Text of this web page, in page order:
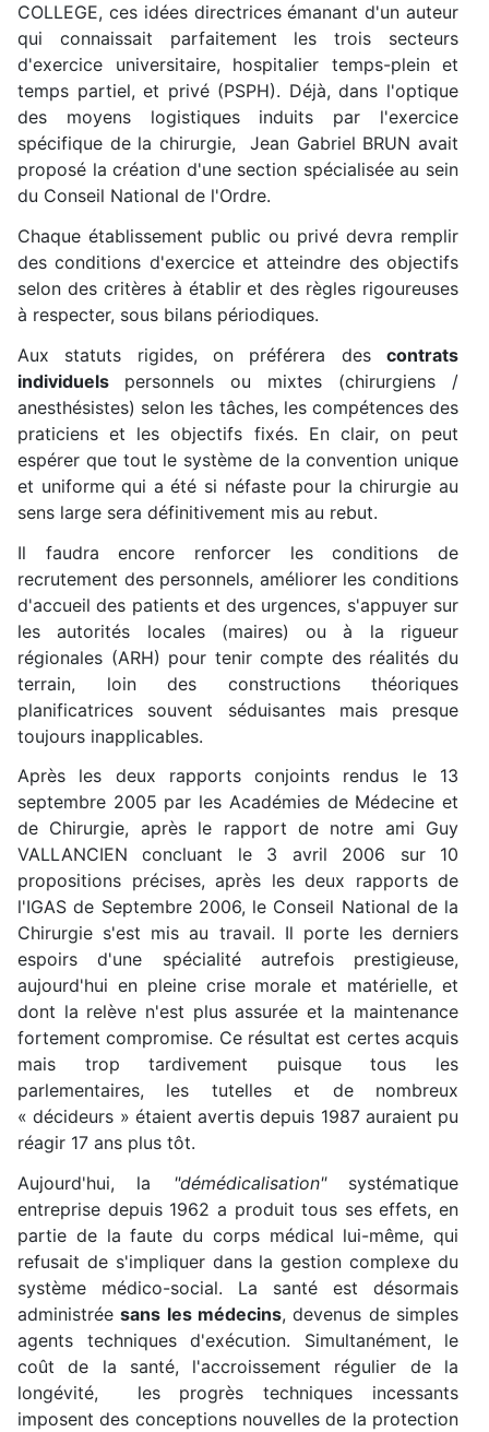
COLLEGE, ces idées directrices émanant d'un auteur
qui connaissait parfaitement les trois secteurs
d'exercice universitaire, hospitalier temps-plein et
temps partiel, et privé (PSPH). Déjà, dans l'optique
des moyens logistiques induits par l'exercice
spécifique de la chirurgie, Jean Gabriel BRUN avait
proposé la création d'une section spécialisée au sein
du Conseil National de l'Ordre.
Chaque établissement public ou privé devra remplir
des conditions d'exercice et atteindre des objectifs
selon des critères à établir et des règles rigoureuses
à respecter, sous bilans périodiques.
Aux statuts rigides, on préférera des contrats
individuels personnels ou mixtes (chirurgiens /
anesthésistes) selon les tâches, les compétences des
praticiens et les objectifs fixés. En clair, on peut
espérer que tout le système de la convention unique
et uniforme qui a été si néfaste pour la chirurgie au
sens large sera définitivement mis au rebut.
Il faudra encore renforcer les conditions de
recrutement des personnels, améliorer les conditions
d'accueil des patients et des urgences, s'appuyer sur
les autorités locales (maires) ou à la rigueur
régionales (ARH) pour tenir compte des réalités du
terrain, loin des constructions théoriques
planificatrices souvent séduisantes mais presque
toujours inapplicables.
Après les deux rapports conjoints rendus le 13
septembre 2005 par les Académies de Médecine et
de Chirurgie, après le rapport de notre ami Guy
VALLANCIEN concluant le 3 avril 2006 sur 10
propositions précises, après les deux rapports de
l'IGAS de Septembre 2006, le Conseil National de la
Chirurgie s'est mis au travail. Il porte les derniers
espoirs d'une spécialité autrefois prestigieuse,
aujourd'hui en pleine crise morale et matérielle, et
dont la relève n'est plus assurée et la maintenance
fortement compromise. Ce résultat est certes acquis
mais trop tardivement puisque tous les
parlementaires, les tutelles et de nombreux
« décideurs » étaient avertis depuis 1987 auraient pu
réagir 17 ans plus tôt.
Aujourd'hui, la "démédicalisation"systématique
entreprise depuis 1962 a produit tous ses effets, en
partie de la faute du corps médical lui-même, qui
refusait de s'impliquer dans la gestion complexe du
système médico-social. La santé est désormais
administréesans les médecins, devenus de simples
agents techniques d'exécution. Simultanément, le
coût de la santé, l'accroissement régulier de la
longévité, les progrès techniques incessants
imposent des conceptions nouvelles de la protection